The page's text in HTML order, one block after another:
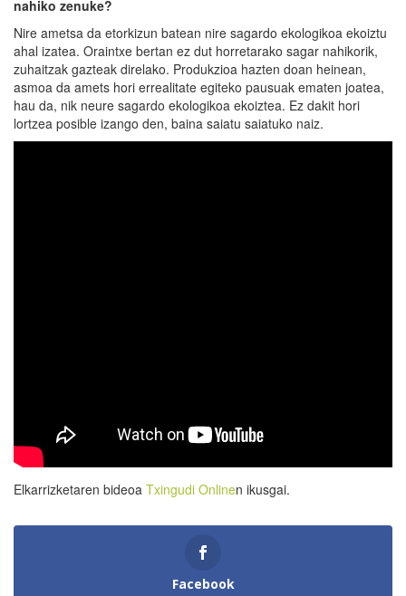
nahiko zenuke?
Nire ametsa da etorkizun batean nire sagardo ekologikoa ekoiztu
ahal izatea. Oraintxe bertan ez dut horretarako sagar nahikorik,
zuhaitzak gazteak direlako. Produkzioa hazten doan heinean,
asmoa da amets hori errealitate egiteko pausuak ematen joatea,
hau da, nik neure sagardo ekologikoa ekoiztea. Ez dakit hori
lortzea posible izango den, baina saiatu saiatuko naiz.
Elkarrizketaren bideoa Txingudi Onlinen ikusgai.
Facebook